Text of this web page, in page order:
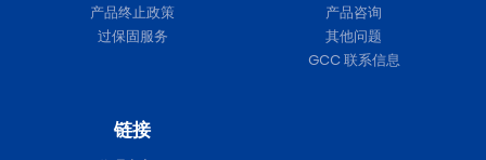
产品终止政策
过保固服务
产品咨询
其他问题
GCC 联系信息
链接